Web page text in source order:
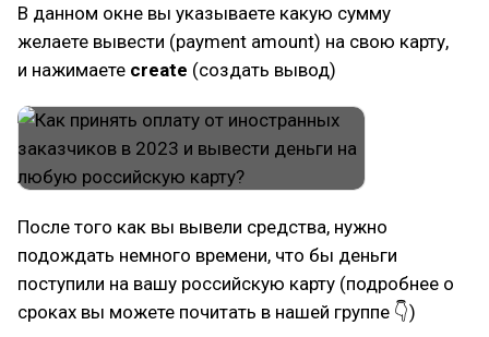
В данном окне вы указываете какую сумму
желаете вывести (payment amount) на свою карту,
и нажимаете create (создать вывод)
После того как вы вывели средства, нужно
подождать немного времени, что бы деньги
поступили на вашу российскую карту (подробнее о
сроках вы можете почитать в нашей группе 👇)